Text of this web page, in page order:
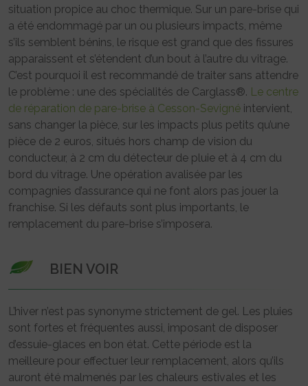
situation propice au choc thermique. Sur un pare-brise qui
a été endommagé par un ou plusieurs impacts, même
s’ils semblent bénins, le risque est grand que des fissures
apparaissent et s’étendent d’un bout à l’autre du vitrage.
C’est pourquoi il est recommandé de traiter sans attendre
le problème : une des spécialités de Carglass®. Le centre
de réparation de pare-brise à Cesson-Sevigné intervient,
sans changer la pièce, sur les impacts plus petits qu’une
pièce de 2 euros, situés hors champ de vision du
conducteur, à 2 cm du détecteur de pluie et à 4 cm du
bord du vitrage. Une opération avalisée par les
compagnies d’assurance qui ne font alors pas jouer la
franchise. Si les défauts sont plus importants, le
remplacement du pare-brise s’imposera.
BIEN VOIR
L’hiver n’est pas synonyme strictement de gel. Les pluies
sont fortes et fréquentes aussi, imposant de disposer
d’essuie-glaces en bon état. Cette période est la
meilleure pour effectuer leur remplacement, alors qu’ils
auront été malmenés par les chaleurs estivales et les